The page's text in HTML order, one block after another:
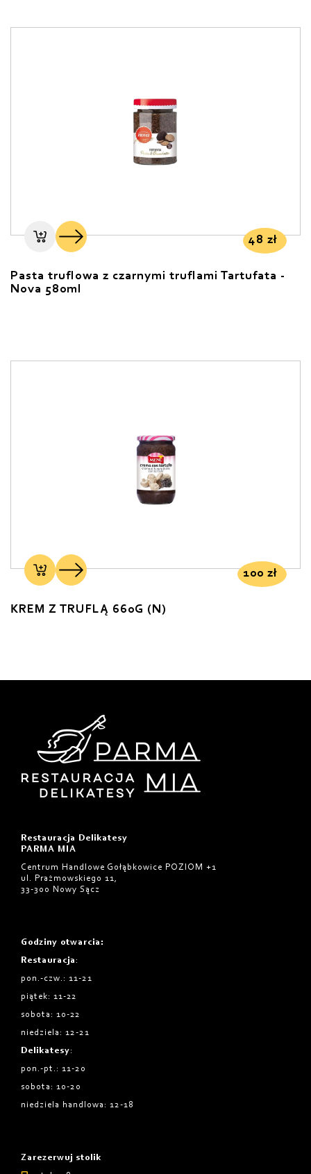
48 zł
Pasta truflowa z czarnymi truflami Tartufata -
Nova 580ml
100 zł
KREM Z TRUFLĄ 660G (N)
Restauracja Delikatesy
PARMA MIA
Centrum Handlowe Gołąbkowice POZIOM +1
ul. Prażmowskiego 11,
33-300 Nowy Sącz
Godziny otwarcia :
Restauracja :
pon.-czw.: 11-21
piątek: 11-22
sobota: 10-22
niedziela: 12-21
Delikatesy:
pon.-pt.: 11-20
sobota: 10-20
niedziela handlowa: 12-18
Zarezerwuj stolik